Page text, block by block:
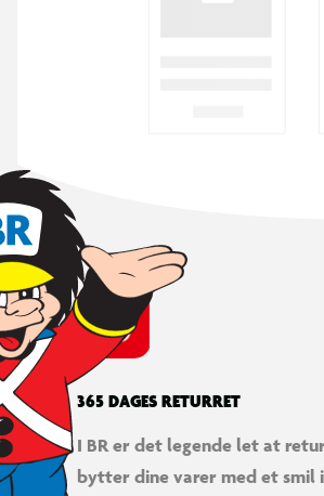
365 DAGES RETURRET
I BR er det legende let at
bytter dine varer med et smil